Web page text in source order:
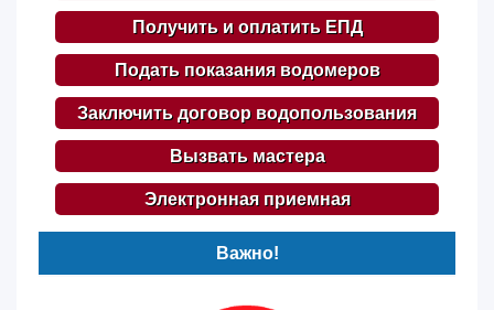
Получить и оплатить ЕПД
Подать показания водомеров
Заключить договор водопользования
Вызвать мастера
Электронная приемная
Важно!